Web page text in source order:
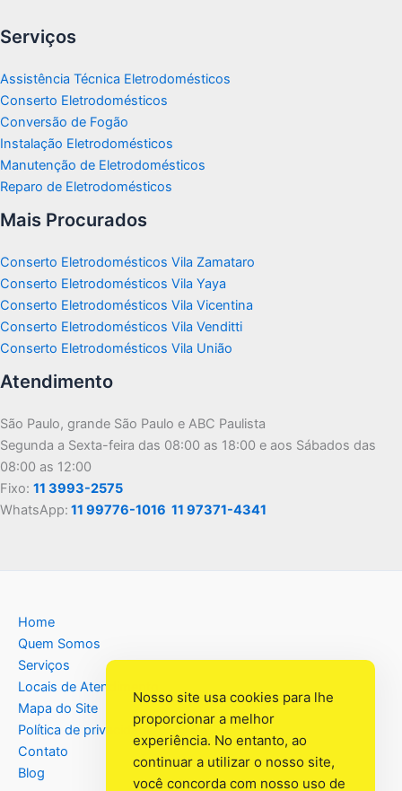
Serviços
Assistência Técnica Eletrodomésticos
Conserto Eletrodomésticos
Conversão de Fogão
Instalação Eletrodomésticos
Manutenção de Eletrodomésticos
Reparo de Eletrodomésticos
Mais Procurados
Conserto Eletrodomésticos Vila Zamataro
Conserto Eletrodomésticos Vila Yaya
Conserto Eletrodomésticos Vila Vicentina
Conserto Eletrodomésticos Vila Venditti
Conserto Eletrodomésticos Vila União
Atendimento
São Paulo, grande São Paulo e ABC Paulista
Segunda a Sexta-feira das 08:00 as 18:00 e aos Sábados das
08:00 as 12:00
Fixo: 11 3993-2575
WhatsApp: 11 99776-1016 11 97371-4341
Home
Quem Somos
Serviços
Locais de Atendimento
Mapa do Site
Política de privacidade
Contato
Blog
Nosso site usa cookies para lhe
proporcionar a melhor
experiência. No entanto, ao
continuar a utilizar o nosso site,
você concorda com nosso uso de